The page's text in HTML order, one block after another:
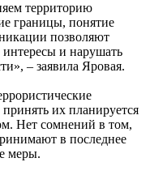
территорию
границы, понятие
позволяют
интересы и нарушать
– заявила Яровая.
их планируется
Нет сомнений в том,
в последнее
меры.